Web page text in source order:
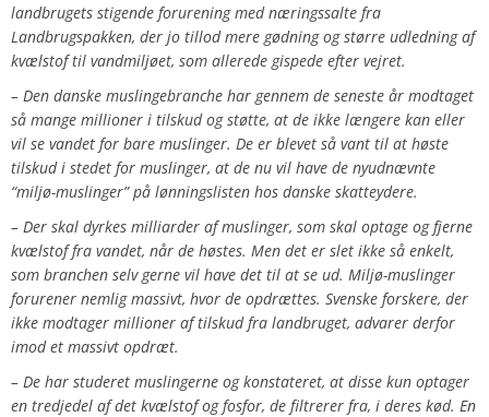
landbrugets stigende forurening med næringssalte fra
Landbrugspakken, der jo tillod mere gødning og større udledning af
kvælstof til vandmiljøet, som allerede gispede efter vejret.
– Den danske muslingebranche har gennem de seneste år modtaget
så mange millioner i tilskud og støtte, at de ikke længere kan eller
vil se vandet for bare muslinger. De er blevet så vant til at høste
tilskud i stedet for muslinger, at de nu vil have de nyudnævnte
“miljø-muslinger” på lønningslisten hos danske skatteydere.
– Der skal dyrkes milliarder af muslinger, som skal optage og fjerne
kvælstof fra vandet, når de høstes. Men det er slet ikke så enkelt,
som branchen selv gerne vil have det til at se ud. Miljø-muslinger
forurener nemlig massivt, hvor de opdrættes. Svenske forskere, der
ikke modtager millioner af tilskud fra landbruget, advarer derfor
imod et massivt opdræt.
– De har studeret muslingerne og konstateret, at disse kun optager
en tredjedel af det kvælstof og fosfor, de filtrerer fra, i deres kød. En